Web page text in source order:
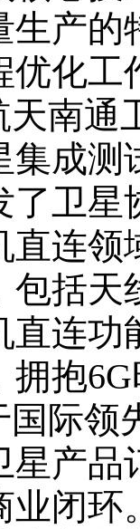
生产的
优化工
天南
集成测
了卫
连领
包括
直连功
拥抱
际领
星产
业闭